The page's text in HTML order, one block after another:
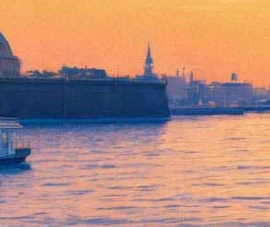
Смотреть фоторепортаж